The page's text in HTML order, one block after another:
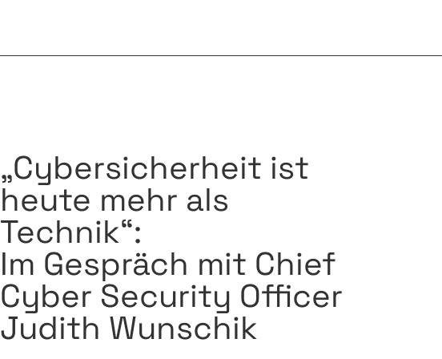
„Cybersicherheit ist
heute mehr als
Technik“:
Im Gespräch mit Chief
Cyber Security Officer
Judith Wunschik